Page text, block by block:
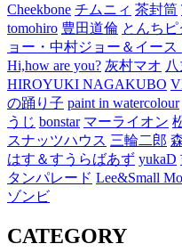
Cheekbone チムニィ 茶封筒
tomohiro 豊田道倫 とんちピ
ョー・中村ジョー＆イース
Hi,how are you? 灰村マオ
HIROYUKI NAGAKUBO
の踊り子 paint in watercolour
うじ bonstar マーライオン
スナッツハウス 三輪二郎
はす＆すうらばあず yukaD
タンパレード Lee&Small
ゾンビ
CATEGORY